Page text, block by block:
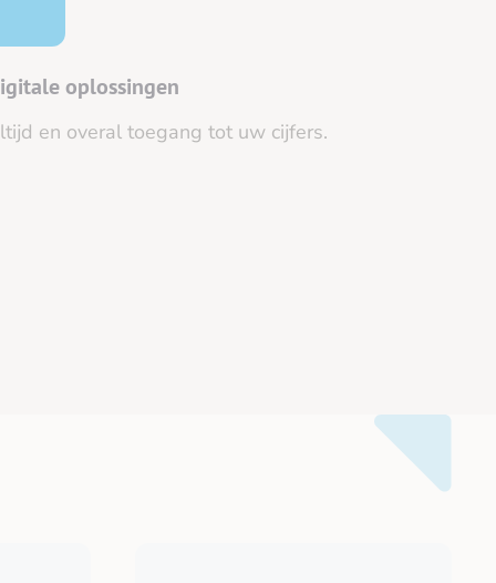
oplossingen
en overal toegang tot uw cijfers.